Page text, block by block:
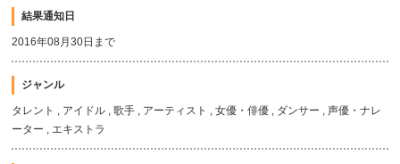
結果通知日
2016年08月30日まで
ジャンル
タレント , アイドル , 歌手 , アーティスト , 女優・俳優 , ダンサー , 声優・ナレ
ーター , エキストラ